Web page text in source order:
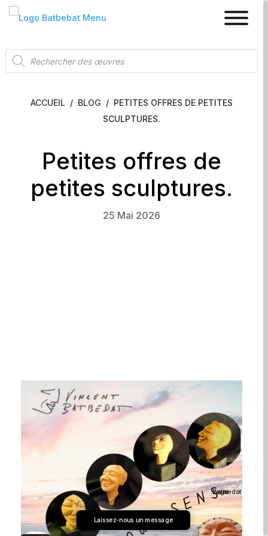
Recherche
de
produits
ACCUEIL / BLOG / PETITES OFFRES DE PETITES
SCULPTURES.
Petites offres de
petites sculptures.
25 Mai 2026
Laissez-nous un message